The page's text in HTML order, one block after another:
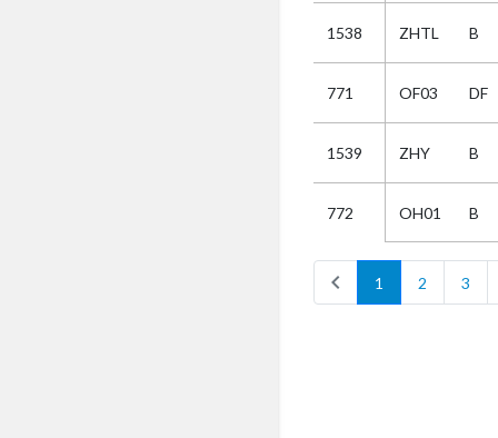
1538 ZHTL B
771 OF03 DF
1539 ZHY B
772 OH01 B
chevron_left 1 2 3